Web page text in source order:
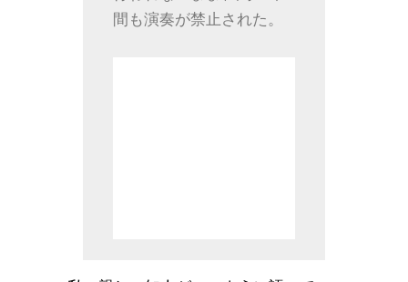
間も演奏が禁止された。